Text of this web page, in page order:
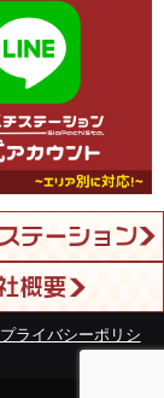
プライバシーポリシ